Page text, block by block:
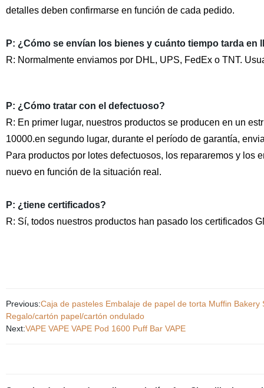
detalles deben confirmarse en función de cada pedido.
P: ¿Cómo se envían los bienes y cuánto tiempo tarda en
R: Normalmente enviamos por DHL, UPS, FedEx o TNT.
P: ¿Cómo tratar con el defectuoso?
R: En primer lugar, nuestros productos se producen en un
10000.en segundo lugar, durante el período de garantía,
Para productos por lotes defectuosos, los repararemos y
nuevo en función de la situación real.
P: ¿tiene certificados?
R: Sí, todos nuestros productos han pasado los certificados
Previous:Caja de pasteles Embalaje de papel de torta Muffin
Regalo/cartón papel/cartón ondulado
Next:VAPE VAPE VAPE Pod 1600 Puff Bar VAPE